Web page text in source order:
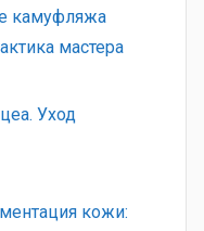
камуфляжа
мастера
Уход
кожи: